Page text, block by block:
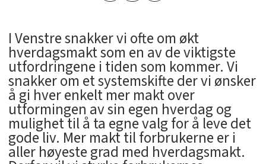
I Venstre snakker vi ofte om økt
hverdagsmakt som en av de viktigste
utfordringene i tiden som kommer. Vi
snakker om et systemskifte der vi ønsker
å gi hver enkelt mer makt over
utformingen av sin egen hverdag og
mulighet til å ta egne valg for å leve det
gode liv. Mer makt til forbrukerne er i
aller høyeste grad med hverdagsmakt.